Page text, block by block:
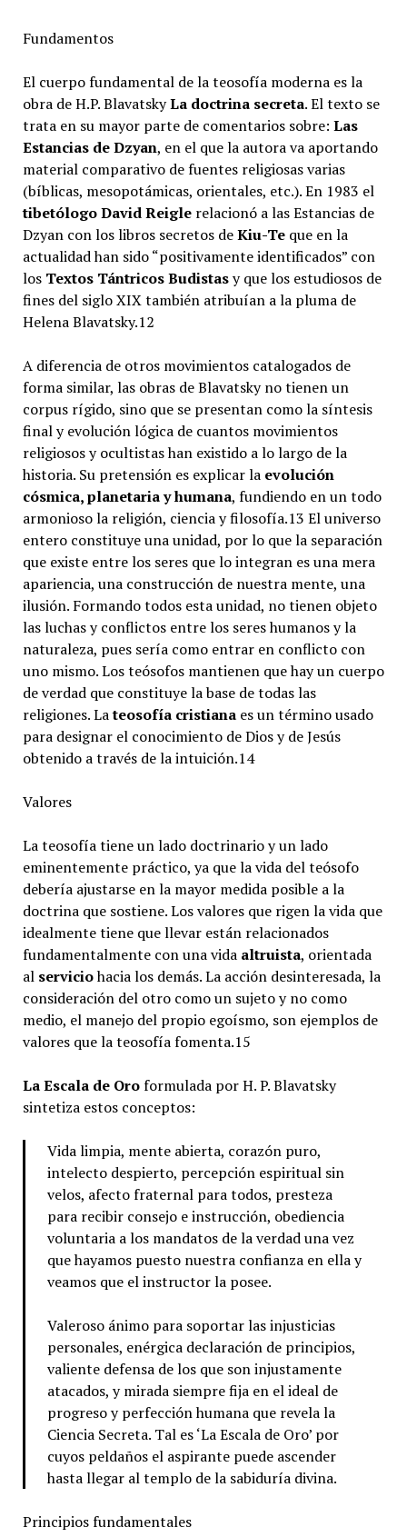
Fundamentos
El cuerpo fundamental de la teosofía moderna es la
obra de H.P. BlavatskyLa doctrina secreta. El texto se
trata en su mayor parte de comentarios sobre: Las
Estancias de Dzyan, en el que la autora va aportando
material comparativo de fuentes religiosas varias
(bíblicas, mesopotámicas, orientales, etc.). En 1983 el
tibetólogo David Reiglerelacionó a las Estancias de
Dzyan con los libros secretos deKiu-Te que en la
actualidad han sido “positivamente identificados” con
los Textos Tántricos Budistasy que los estudiosos de
fines del siglo XIX también atribuían a la pluma de
Helena Blavatsky.12​
A diferencia de otros movimientos catalogados de
forma similar, las obras de Blavatsky no tienen un
corpus rígido, sino que se presentan como la síntesis
final y evolución lógica de cuantos movimientos
religiosos y ocultistas han existido a lo largo de la
historia. Su pretensión es explicar la evolución
cósmica, planetaria y humana, fundiendo en un todo
armonioso la religión, ciencia y filosofía.13​ El universo
entero constituye una unidad, por lo que la separación
que existe entre los seres que lo integran es una mera
apariencia, una construcción de nuestra mente, una
ilusión. Formando todos esta unidad, no tienen objeto
las luchas y conflictos entre los seres humanos y la
naturaleza, pues sería como entrar en conflicto con
uno mismo. Los teósofos mantienen que hay un cuerpo
de verdad que constituye la base de todas las
religiones. Lateosofía cristianaes un término usado
para designar el conocimiento de Dios y de Jesús
obtenido a través de la intuición.14​
Valores
La teosofía tiene un lado doctrinario y un lado
eminentemente práctico, ya que la vida del teósofo
debería ajustarse en la mayor medida posible a la
doctrina que sostiene. Los valores que rigen la vida que
idealmente tiene que llevar están relacionados
fundamentalmente con una vida altruista, orientada
al serviciohacia los demás. La acción desinteresada, la
consideración del otro como un sujeto y no como
medio, el manejo del propio egoísmo, son ejemplos de
valores que la teosofía fomenta.15​
La Escala de Oroformulada por H. P. Blavatsky
sintetiza estos conceptos:
Vida limpia, mente abierta, corazón puro,
intelecto despierto, percepción espiritual sin
velos, afecto fraternal para todos, presteza
para recibir consejo e instrucción, obediencia
voluntaria a los mandatos de la verdad una vez
que hayamos puesto nuestra confianza en ella y
veamos que el instructor la posee.
Valeroso ánimo para soportar las injusticias
personales, enérgica declaración de principios,
valiente defensa de los que son injustamente
atacados, y mirada siempre fija en el ideal de
progreso y perfección humana que revela la
Ciencia Secreta. Tal es ‘La Escala de Oro’ por
cuyos peldaños el aspirante puede ascender
hasta llegar al templo de la sabiduría divina.
Principios fundamentales